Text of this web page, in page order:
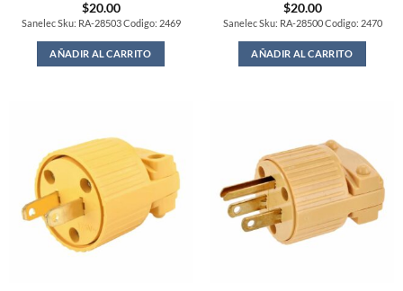
$20.00
Sanelec Sku: RA-28503 Codigo: 2469
AÑADIR AL CARRITO
$20.00
Sanelec Sku: RA-28500 Codigo: 2470
AÑADIR AL CARRITO